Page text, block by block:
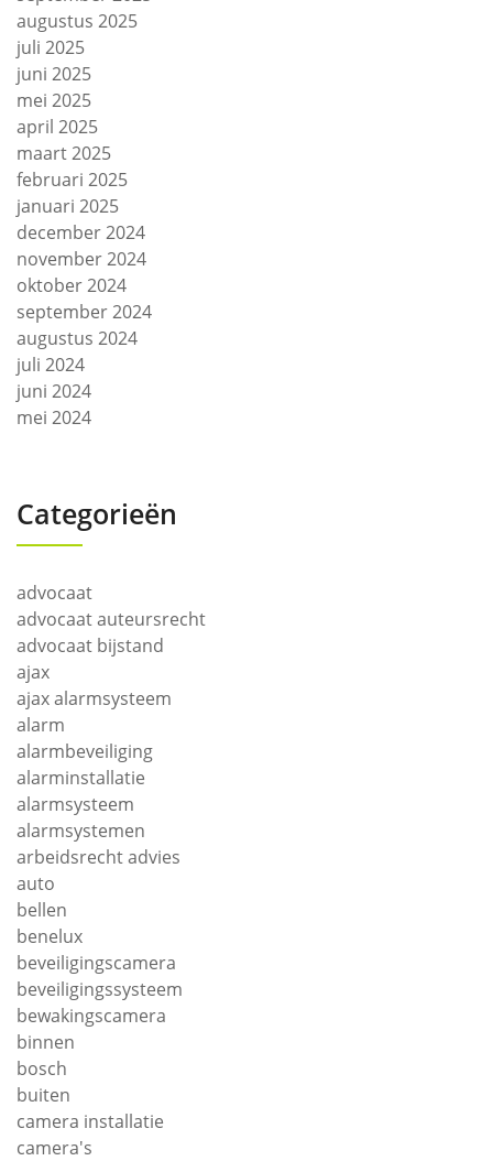
augustus 2025
juli 2025
juni 2025
mei 2025
april 2025
maart 2025
februari 2025
januari 2025
december 2024
november 2024
oktober 2024
september 2024
augustus 2024
juli 2024
juni 2024
mei 2024
Categorieën
advocaat
advocaat auteursrecht
advocaat bijstand
ajax
ajax alarmsysteem
alarm
alarmbeveiliging
alarminstallatie
alarmsysteem
alarmsystemen
arbeidsrecht advies
auto
bellen
benelux
beveiligingscamera
beveiligingssysteem
bewakingscamera
binnen
bosch
buiten
camera installatie
camera's